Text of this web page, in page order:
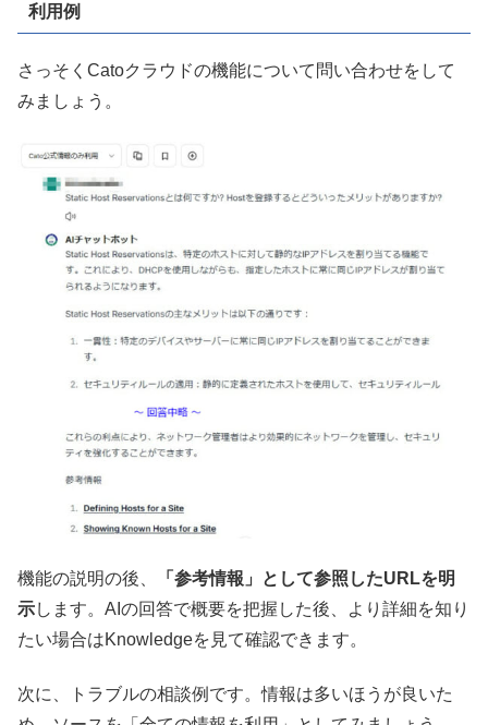
利用例
さっそくCatoクラウドの機能について問い合わせをして
みましょう。
機能の説明の後、
「参考情報」として参照したURLを明
示します。AIの回答で概要を把握した後、より詳細を知り
たい場合はKnowledgeを見て確認できます。
次に、トラブルの相談例です。情報は多いほうが良いた